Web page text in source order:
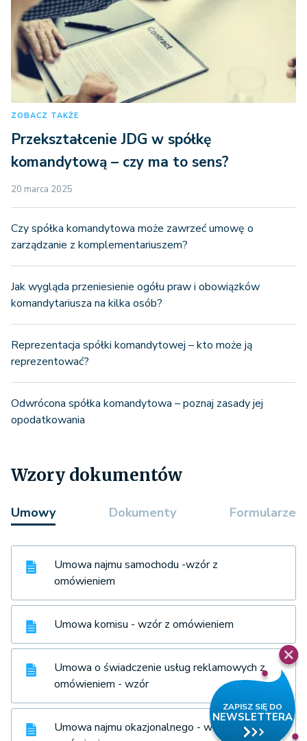
ZOBACZ TAKŻE
Przekształcenie JDG w spółkę
komandytową – czy ma to sens?
20 marca 2025
Czy spółka komandytowa może zawrzeć umowę o
zarządzanie z komplementariuszem?
Jak wygląda przeniesienie ogółu praw i obowiązków
komandytariusza na kilka osób?
Reprezentacja spółki komandytowej – kto może ją
reprezentować?
Odwrócona spółka komandytowa – poznaj zasady jej
opodatkowania
Wzory dokumentów
Umowy Dokumenty Formularze
Umowa najmu samochodu -wzór z
omówieniem
Umowa komisu - wzór z omówieniem
Umowa o świadczenie usług reklamowych z
omówieniem - wzór
Umowa najmu okazjonalnego - wzór z